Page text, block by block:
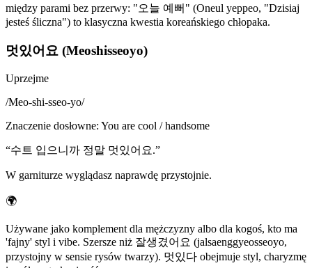
między parami bez przerwy: "오늘 예뻐" (Oneul yeppeo, "Dzisiaj
jesteś śliczna") to klasyczna kwestia koreańskiego chłopaka.
멋있어요 (Meoshisseoyo)
Uprzejme
/Meo-shi-sseo-yo/
Znaczenie dosłowne: You are cool / handsome
“수트 입으니까 정말 멋있어요.”
W garniturze wyglądasz naprawdę przystojnie.
🌍
Używane jako komplement dla mężczyzny albo dla kogoś, kto ma
'fajny' styl i vibe. Szersze niż 잘생겼어요 (jalsaenggyeosseoyo,
przystojny w sensie rysów twarzy). 멋있다 obejmuje styl, charyzmę